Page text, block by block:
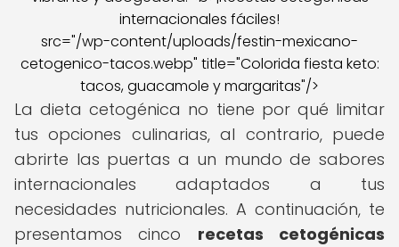
src="/wp-content/uploads/festin-mexicano-
cetogenico-tacos.webp" title="Colorida fiesta keto:
tacos, guacamole y margaritas"/>
La dieta cetogénica no tiene por qué limitar
tus opciones culinarias, al contrario, puede
abrirte las puertas a un mundo de sabores
internacionales adaptados a tus
necesidades nutricionales. A continuación, te
presentamos cinco recetas cetogénicas